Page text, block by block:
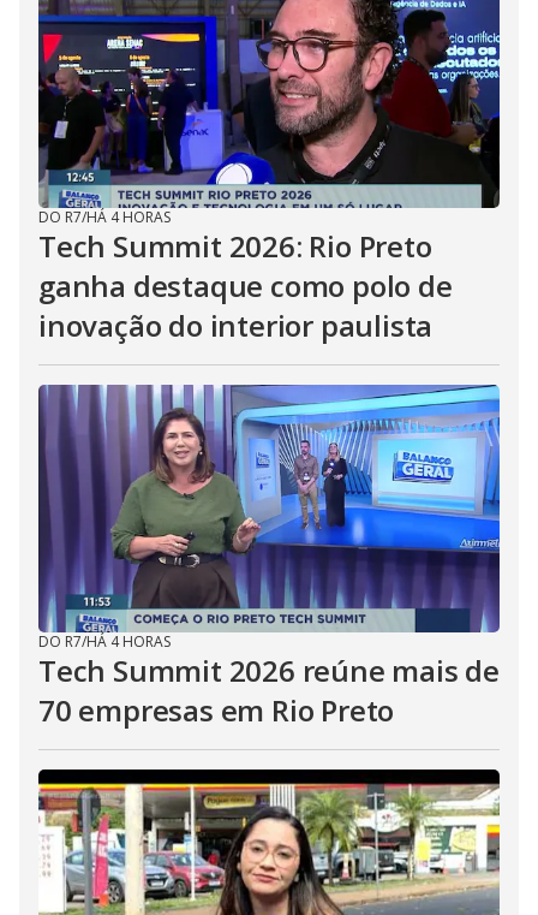
DO R7/HÁ 4 HORAS
Tech Summit 2026: Rio Preto
ganha destaque como polo de
inovação do interior paulista
DO R7/HÁ 4 HORAS
Tech Summit 2026 reúne mais de
70 empresas em Rio Preto